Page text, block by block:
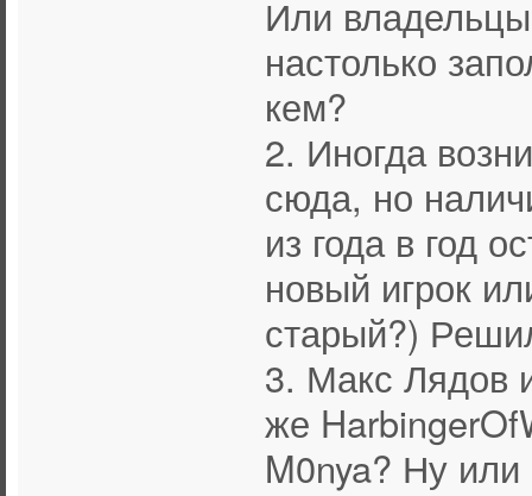
Или
настолько
кем?
2. Иногда
сюда, но
из года в год
новый игрок
старый?)
3. Макс Лядов
же
M0nya? Ну или